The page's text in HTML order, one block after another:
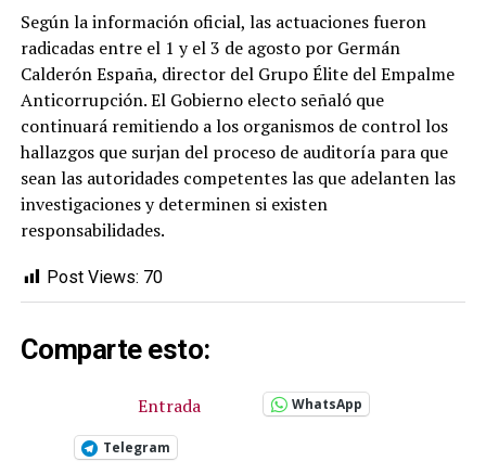
Según la información oficial, las actuaciones fueron
radicadas entre el 1 y el 3 de agosto por Germán
Calderón España, director del Grupo Élite del Empalme
Anticorrupción. El Gobierno electo señaló que
continuará remitiendo a los organismos de control los
hallazgos que surjan del proceso de auditoría para que
sean las autoridades competentes las que adelanten las
investigaciones y determinen si existen
responsabilidades.
Post Views: 70
Comparte esto:
Entrada WhatsApp
Telegram